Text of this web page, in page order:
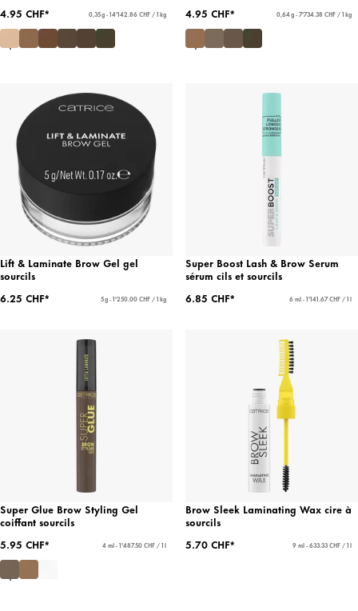
4.95 CHF*
0,35 g - 14'142.86 CHF / 1 kg
4.95 CHF*
0,64 g - 7'734.38 CHF / 1 kg
Lift & Laminate Brow Gel gel
sourcils
6.25 CHF*
5 g - 1'250.00 CHF / 1 kg
Super Boost Lash & Brow Serum
sérum cils et sourcils
6.85 CHF*
6 ml - 1'141.67 CHF / 1 l
Super Glue Brow Styling Gel
coiffant sourcils
5.95 CHF*
4 ml - 1'487.50 CHF / 1 l
Brow Sleek Laminating Wax cire à
sourcils
5.70 CHF*
9 ml - 633.33 CHF / 1 l